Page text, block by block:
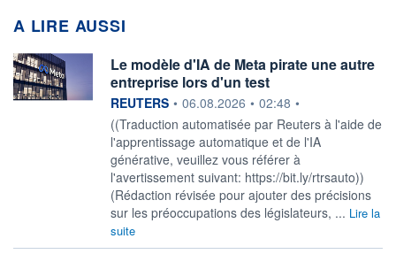
A LIRE AUSSI
Le modèle d'IA de Meta pirate une autre
entreprise lors d'un test
information fournie par
REUTERS • 06.08.2026 • 02:48 •
((Traduction automatisée par Reuters à l'aide de
l'apprentissage automatique et de l'IA
générative, veuillez vous référer à
l'avertissement suivant: https://bit.ly/rtrsauto))
(Rédaction révisée pour ajouter des précisions
sur les préoccupations des législateurs, ... Lire la
suite